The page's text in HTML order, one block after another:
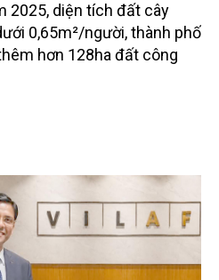
2025, diện tích đất cây
0,65m²/người, thành phố
hơn 128ha đất công